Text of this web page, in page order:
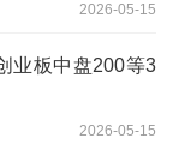
2026-05-15
业板中盘200等3
2026-05-15